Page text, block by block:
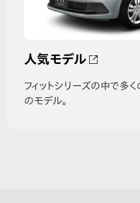
人気モデル
フィットシリーズの中で多
のモデル。